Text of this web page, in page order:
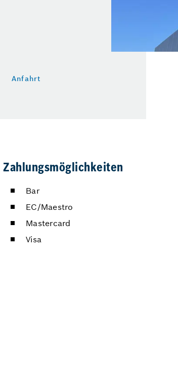
Anfahrt
Zahlungsmöglichkeiten
Bar
EC/Maestro
Mastercard
Visa